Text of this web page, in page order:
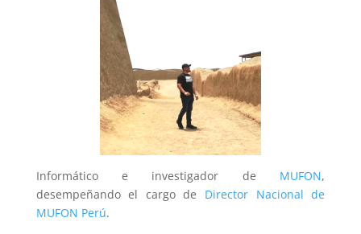
Informático e investigador de MUFON,
desempeñando el cargo de Director Nacional de
MUFON Perú.